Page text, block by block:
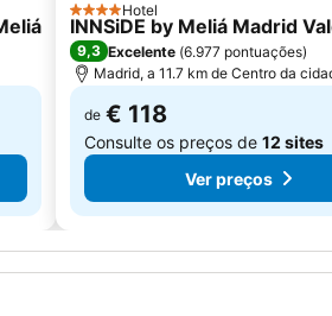
4 Estrelas
Hotel
INNSiDE by Meliá Madrid
9,3 Excelente (6.977 pontuações)
Madrid, a 11.7 km de Centro da
de € 118
Consulte os preços de 12 sites
Ver preços